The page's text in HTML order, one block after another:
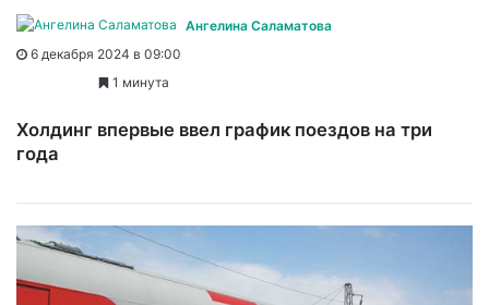
Ангелина Саламатова
6 декабря 2024 в 09:00
1 минута
Холдинг впервые ввел график поездов на три
года